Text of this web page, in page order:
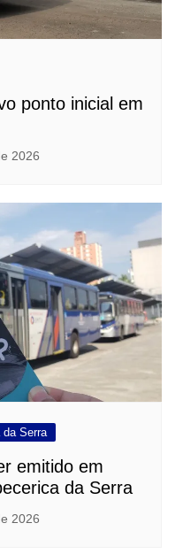
ponto inicial em
2026
da Serra
emitido em
da Serra
2026